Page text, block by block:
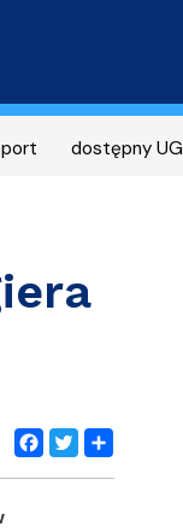
dostępny UG
Facebook
Twitter
Share